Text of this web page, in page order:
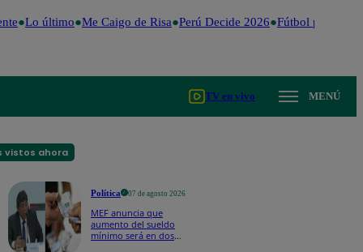
Lo último Me Caigo de Risa Perú Decide 2026 Fútbol peruano
TV en vivo MENÚ
vistos ahora
Política 07 de agosto 2026
MEF anuncia que
aumento del sueldo
mínimo será en dos